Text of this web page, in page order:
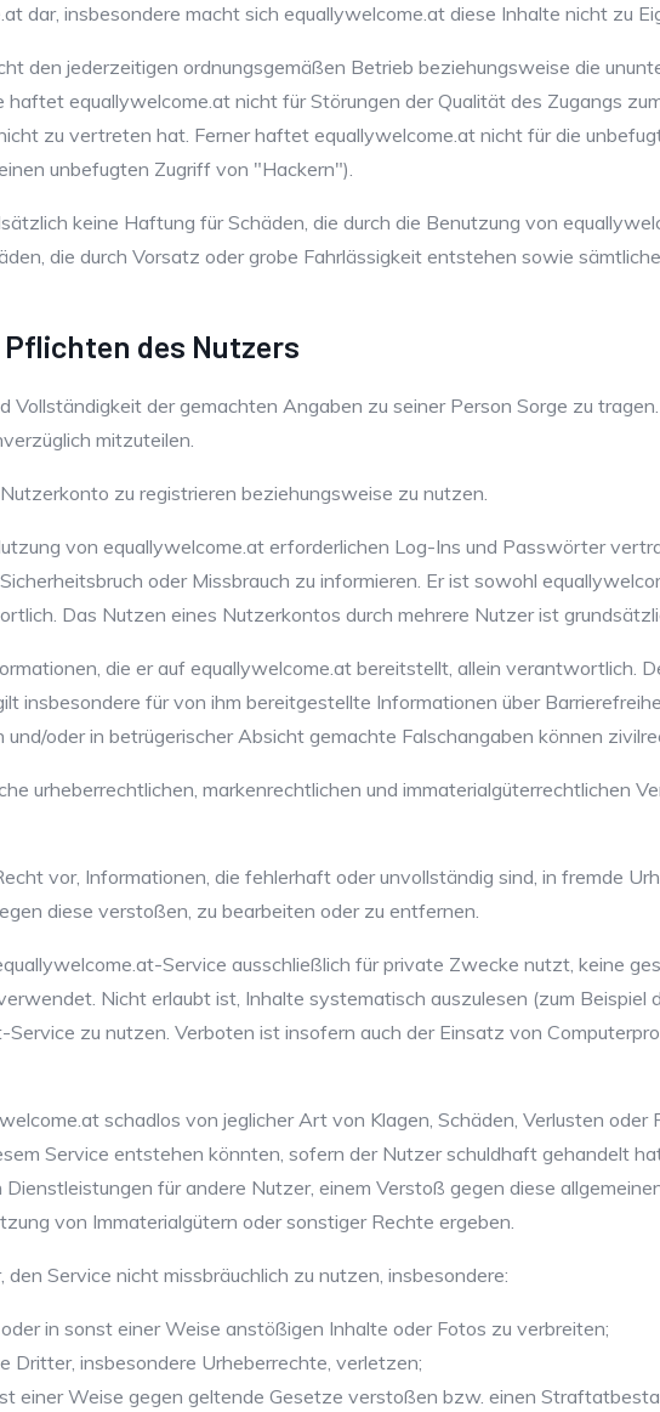
dar, insbesondere macht sich equallywelcome.at diese Inhalte nicht zu
den jederzeitigen ordnungsgemäßen Betrieb beziehungsweise die
haftet equallywelcome.at nicht für Störungen der Qualität des Zugangs
zu vertreten hat. Ferner haftet equallywelcome.at nicht für die
unbefugten Zugriff von "Hackern").
keine Haftung für Schäden, die durch die Benutzung von
die durch Vorsatz oder grobe Fahrlässigkeit entstehen sowie
des Nutzers
Vollständigkeit der gemachten Angaben zu seiner Person Sorge zu
mitzuteilen.
zu registrieren beziehungsweise zu nutzen.
von equallywelcome.at erforderlichen Log-Ins und Passwörter
oder Missbrauch zu informieren. Er ist sowohl
Das Nutzen eines Nutzerkontos durch mehrere Nutzer ist
die er auf equallywelcome.at bereitstellt, allein verantwortlich.
insbesondere für von ihm bereitgestellte Informationen über
oder in betrügerischer Absicht gemachte Falschangaben können
urheberrechtlichen, markenrechtlichen und immaterialgüterrechtlichen
vor, Informationen, die fehlerhaft oder unvollständig sind, in fremde
diese verstoßen, zu bearbeiten oder zu entfernen.
Service ausschließlich für private Zwecke nutzt, keine
Nicht erlaubt ist, Inhalte systematisch auszulesen (zum Beispiel
zu nutzen. Verboten ist insofern auch der Einsatz von
schadlos von jeglicher Art von Klagen, Schäden, Verlusten oder
Service entstehen könnten, sofern der Nutzer schuldhaft gehandelt
für andere Nutzer, einem Verstoß gegen diese
von Immaterialgütern oder sonstiger Rechte ergeben.
Service nicht missbräuchlich zu nutzen, insbesondere:
in sonst einer Weise anstößigen Inhalte oder Fotos zu verbreiten;
Dritter, insbesondere Urheberrechte, verletzen;
einer Weise gegen geltende Gesetze verstoßen bzw. einen